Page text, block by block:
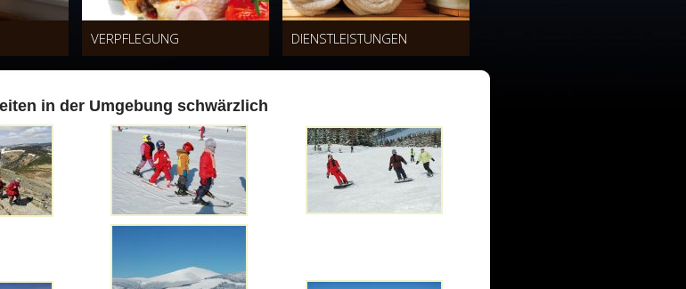
VERPFLEGUNG DIENSTLEISTUNGEN
in der Umgebung schwärzlich